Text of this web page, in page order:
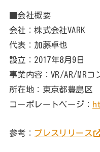
■応募方法
1. VARK SHORTS公式
（@vark_shorts）をフ
2. VARK SHORTSアプ
投稿を引用RT
2023/4/13(木)23:59ま